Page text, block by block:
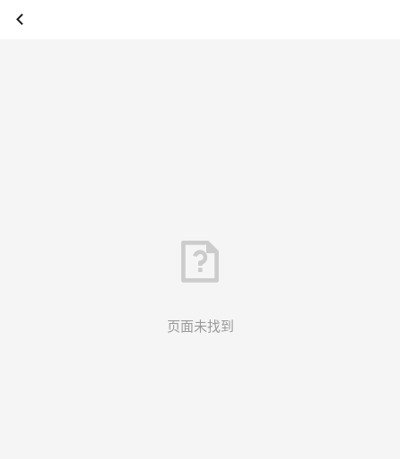
页面未找到